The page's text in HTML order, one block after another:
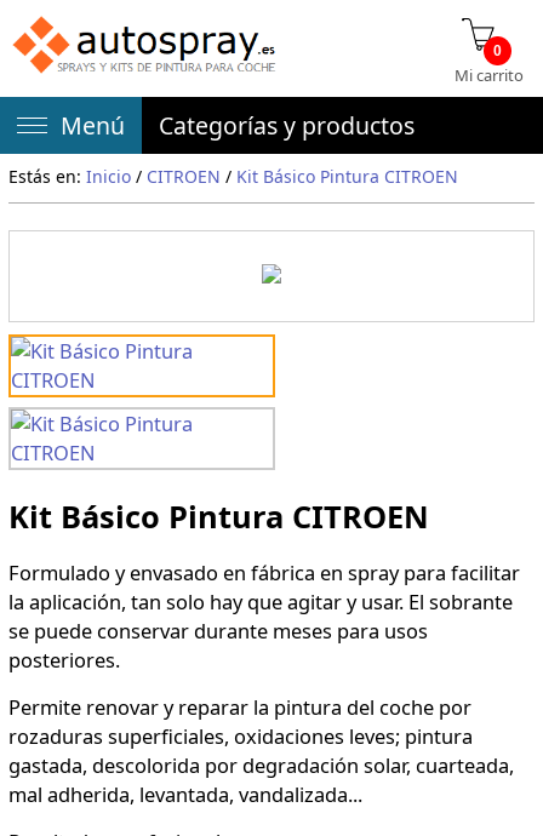
0
Mi carrito
Menú Categorías y productos
Estás en: Inicio/ CITROEN / Kit Básico Pintura CITROEN
Kit Básico Pintura CITROEN
Formulado y envasado en fábrica en spray para facilitar
la aplicación, tan solo hay que agitar y usar. El sobrante
se puede conservar durante meses para usos
posteriores.
Permite renovar y reparar la pintura del coche por
rozaduras superficiales, oxidaciones leves; pintura
gastada, descolorida por degradación solar, cuarteada,
mal adherida, levantada, vandalizada...